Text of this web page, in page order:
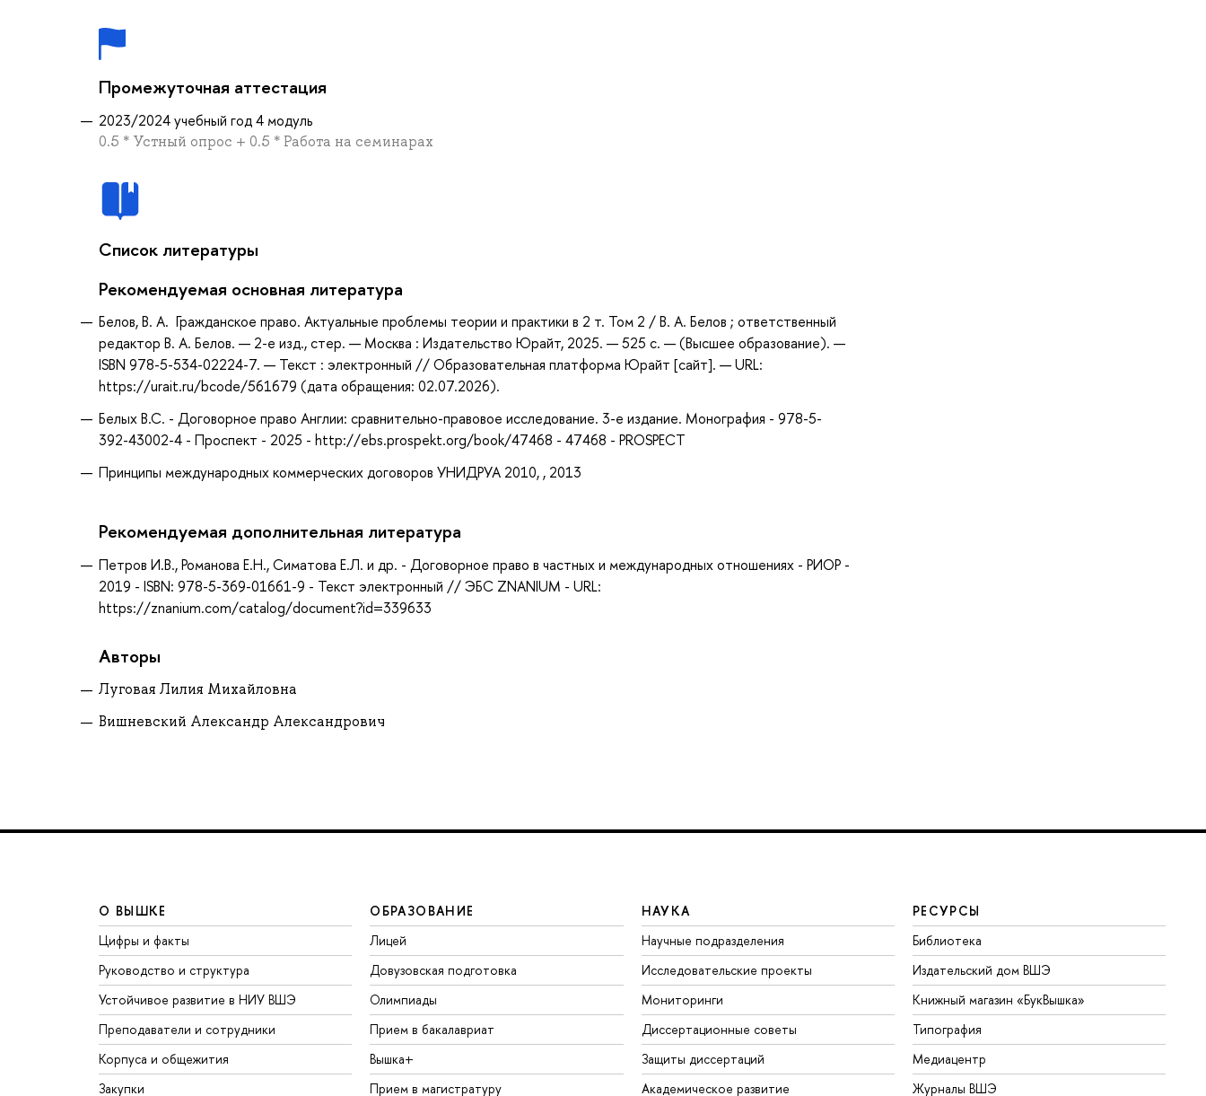
Промежуточная аттестация
2023/2024 учебный год 4 модуль
0.5 * Устный опрос + 0.5 * Работа на семинарах
Список литературы
Рекомендуемая основная литература
Белов, В. А. Гражданское право. Актуальные проблемы теории и практики в 2 т. Том 2 / В. А. Белов ; ответственный
редактор В. А. Белов. — 2-е изд., стер. — Москва : Издательство Юрайт, 2025. — 525 с. — (Высшее образование). —
ISBN 978-5-534-02224-7. — Текст : электронный // Образовательная платформа Юрайт [сайт]. — URL:
https://urait.ru/bcode/561679 (дата обращения: 02.07.2026).
Белых В.С. - Договорное право Англии: сравнительно-правовое исследование. 3-е издание. Монография - 978-5-
392-43002-4 - Проспект - 2025 - http://ebs.prospekt.org/book/47468 - 47468 - PROSPECT
Принципы международных коммерческих договоров УНИДРУА 2010, , 2013
Рекомендуемая дополнительная литература
Петров И.В., Романова Е.Н., Симатова Е.Л. и др. - Договорное право в частных и международных отношениях - РИОР -
2019 - ISBN: 978-5-369-01661-9 - Текст электронный // ЭБС ZNANIUM - URL:
https://znanium.com/catalog/document?id=339633
Авторы
Луговая Лилия Михайловна
Вишневский Александр Александрович
О ВЫШКЕ
Цифры и факты
Руководство и структура
Устойчивое развитие в НИУ ВШЭ
Преподаватели и сотрудники
Корпуса и общежития
Закупки
ОБРАЗОВАНИЕ
Лицей
Довузовская подготовка
Олимпиады
Прием в бакалавриат
Вышка+
Прием в магистратуру
НАУКА
Научные подразделения
Исследовательские проекты
Мониторинги
Диссертационные советы
Защиты диссертаций
Академическое развитие
РЕСУРСЫ
Библиотека
Издательский дом ВШЭ
Книжный магазин «БукВышка»
Типография
Медиацентр
Журналы ВШЭ